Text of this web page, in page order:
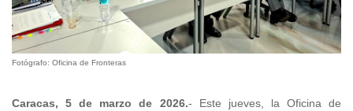
Fotógrafo: Oficina de Fronteras
Caracas, 5 de marzo de 2026.- Este jueves, la Oficina de